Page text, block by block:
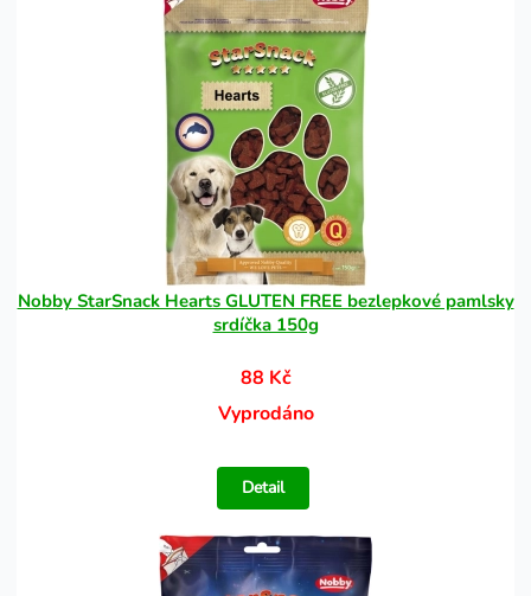
Nobby StarSnack Hearts GLUTEN FREE bezlepkové pamlsky
srdíčka 150g
88 Kč
Vyprodáno
Detail